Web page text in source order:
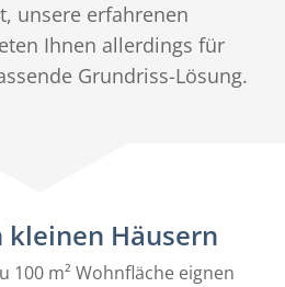
unsere erfahrenen
Ihnen allerdings für
Grundriss-Lösung.
kleinen Häusern
100 m² Wohnfläche eignen